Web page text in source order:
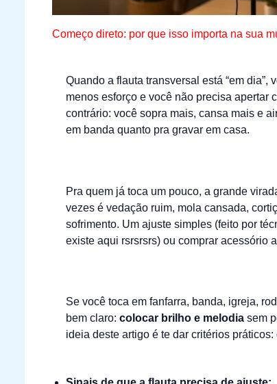
Começo direto: por que isso importa na sua
Quando a flauta transversal está “em
menos esforço e você não precisa apertar
contrário: você sopra mais, cansa mais e
em banda quanto pra gravar em casa.
Pra quem já toca um pouco, a grande
vezes é vedação ruim, mola cansada,
sofrimento. Um ajuste simples (feito por
existe aqui rsrsrsrs) ou comprar acessório
Se você toca em fanfarra, banda, igreja,
bem claro: colocar brilho e melodia sem
ideia deste artigo é te dar critérios